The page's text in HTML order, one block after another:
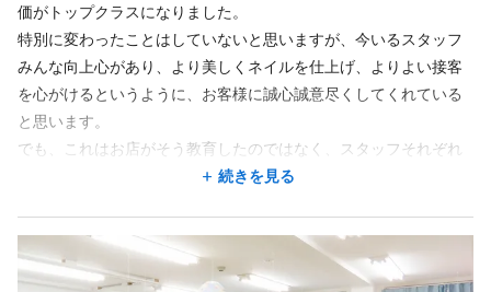
INMENE nail salon
東京都 台東区 上野４－１－８ 共同ビル ３F
上野広小路駅 徒歩 3分
勤務時間
価がトップクラスになりました。
特別に変わったことはしていないと思いますが、今いるスタッフ
みんな向上心があり、より美しくネイルを仕上げ、よりよい接客
を心がけるというように、お客様に誠心誠意尽くしてくれている
と思います。
でも、これはお店がそう教育したのではなく、スタッフそれぞれ
の性格がそうさせていると思っています。
なりました。
今後は店舗を増やすことや、トータルでキレイになれるお客様も
続きを見る